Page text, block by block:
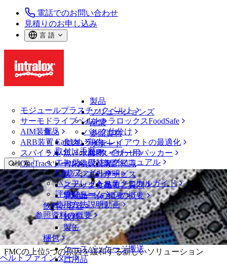
電話でのお問い合わせ
見積りのお申し込み
言 語
製品
モジュールプラスチックベルト
サーモドライブベルト
AIM装置
ARB装置
スパイラル
OneTrackツールおよび部品
ベルトファインダー
ソリューションズ
イントラロックスFoodSafe
バルク仕分け
ラインレイアウトの最適化
パレタイザー用パッカー
専門知識
サービス
技術
ソリューションの概要
産業
食品
食肉、鶏肉
魚と水産物
青果物
製パン
スナック食品
乳製品
飲料と容器
飲料
製缶
梱包
ケースパッケージ搬送
日用品
参照資料
CalcLab
取付け手順
エンジニアリングマニュアル
CADファイル
パンフレット・テクニカルガイド
評価フォーム
使用方法説明動画
参照資料の概要
サポート
お問い合わせ
保証
方針声明
よくあるご質問
サポートの概要
検 索
メニューを開く
ニュース・メディア
積極的な予防策： 異物による汚染を再
考する
FMCの上位5つの原因を緩和する新しいソリューション